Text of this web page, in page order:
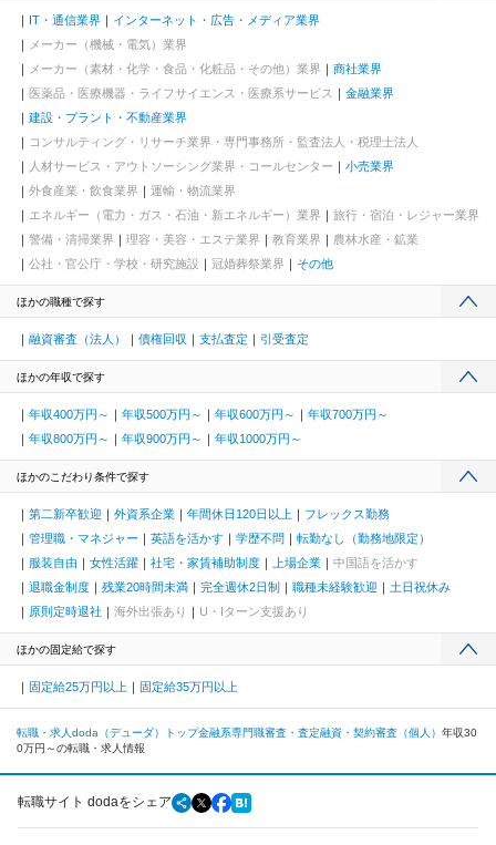
IT・通信業界
インターネット・広告・メディア業界
メーカー（機械・電気）業界
メーカー（素材・化学・食品・化粧品・その他）業界
商社業界
医薬品・医療機器・ライフサイエンス・医療系サービス
金融業界
建設・プラント・不動産業界
コンサルティング・リサーチ業界・専門事務所・監査法人・税理士法人
人材サービス・アウトソーシング業界・コールセンター
小売業界
外食産業・飲食業界
運輸・物流業界
エネルギー（電力・ガス・石油・新エネルギー）業界
旅行・宿泊・レジャー業界
警備・清掃業界
理容・美容・エステ業界 教育業界
農林水産・鉱業
公社・官公庁・学校・研究施設
冠婚葬祭業界 その他
ほかの職種で探す
融資審査（法人） 債権回収 支払査定 引受査定
ほかの年収で探す
年収400万円～ 年収500万円～ 年収600万円～
年収700万円～
年収800万円～
年収900万円～ 年収1000万円～
ほかのこだわり条件で探す
第二新卒歓迎 外資系企業 年間休日120日以上
フレックス勤務
管理職・マネジャー
英語を活かす 学歴不問
転勤なし（勤務地限定）
服装自由
女性活躍 社宅・家賃補助制度 上場企業
中国語を活かす
退職金制度
残業20時間未満 完全週休2日制 職種未経験歓迎
土日祝休み
原則定時退社
海外出張あり U・Iターン支援あり
ほかの固定給で探す
固定給25万円以上 固定給35万円以上
転職・求人doda（デューダ）トップ金融系専門職審査・査定融資・契約審査（個人） 年収30
0万円～の転職・求人情報
転職サイト dodaをシェア